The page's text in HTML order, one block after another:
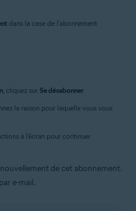
dans la case de l'abonnement
, cliquez sur Se désabonner.
la raison pour laquelle vous vous
à l'écran pour continuer
de cet abonnement.
e-mail.